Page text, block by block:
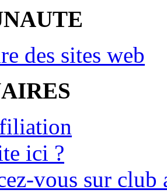
des sites web
ici ?
vous sur